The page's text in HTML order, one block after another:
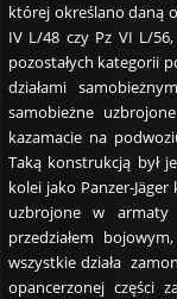
której określano daną
IV L/48 czy Pz VI L/
pozostałych kategorii
działami
samobieżne
kazamacie na
Taką konstrukcją był
kolei jako Panzer-
uzbrojone w armaty
przedziałem
wszystkie działa
opancerzonej części